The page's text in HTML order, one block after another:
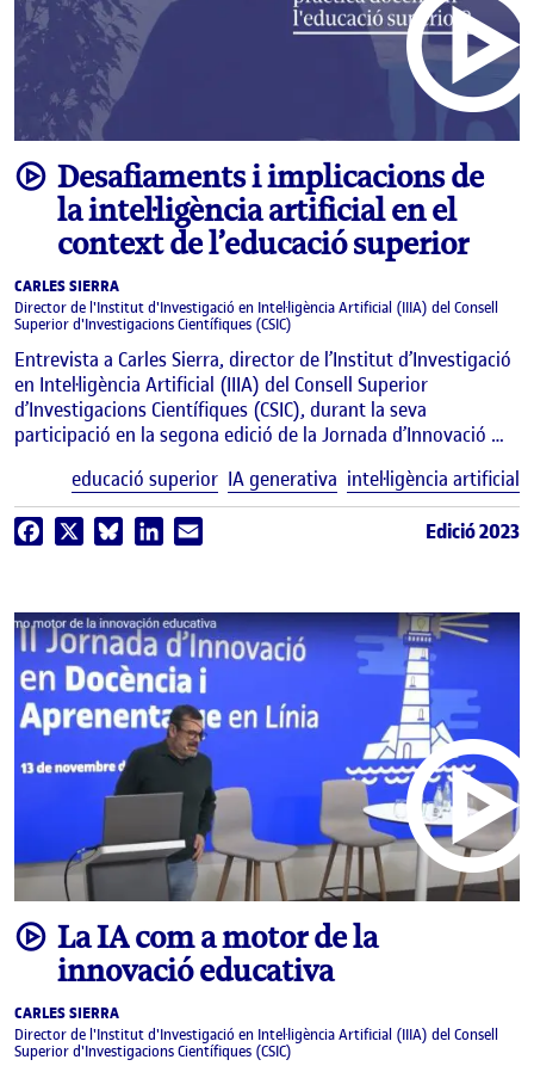
videoDesafiaments i implicacions de
la intel·ligència artificial en el
context de l’educació superior
CARLES SIERRA
Director de l'Institut d'Investigació en Intel·ligència Artificial (IIIA) del Consell
Superior d'Investigacions Científiques (CSIC)
Entrevista a Carles Sierra, director de l’Institut d’Investigació
en Intel·ligència Artificial (IIIA) del Consell Superior
d’Investigacions Científiques (CSIC), durant la seva
participació en la segona edició de la Jornada d’Innovació …
educació superior IA generativa intel·ligència artificial
Facebook BlueskyLinkedIn Edició 2023
videoLa IA com a motor de la
innovació educativa
CARLES SIERRA
Director de l'Institut d'Investigació en Intel·ligència Artificial (IIIA) del Consell
Superior d'Investigacions Científiques (CSIC)